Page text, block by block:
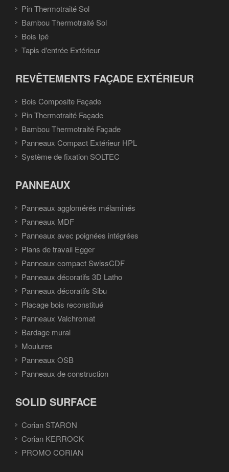
Pin Thermotraité Sol
Bambou Thermotraité Sol
Bois Ipé
Tapis d'entrée Extérieur
REVÊTEMENTS FAÇADE EXTÉRIEUR
Bois Composite Façade
Pin Thermotraité Façade
Bambou Thermotraité Façade
Panneaux Compact Extérieur HPL
Système de fixation SOLTEC
PANNEAUX
Panneaux agglomérés mélaminés
Panneaux MDF
Panneaux avec poignées intégrées
Plans de travail Egger
Panneaux compact SwissCDF
Panneaux décoratifs 3D Latho
Panneaux décoratifs Sibu
Placage bois reconstitué
Panneaux Valchromat
Bardage mural
Moulures
Panneaux OSB
Panneaux de construction
SOLID SURFACE
Corian STARON
Corian KERROCK
PROMO CORIAN